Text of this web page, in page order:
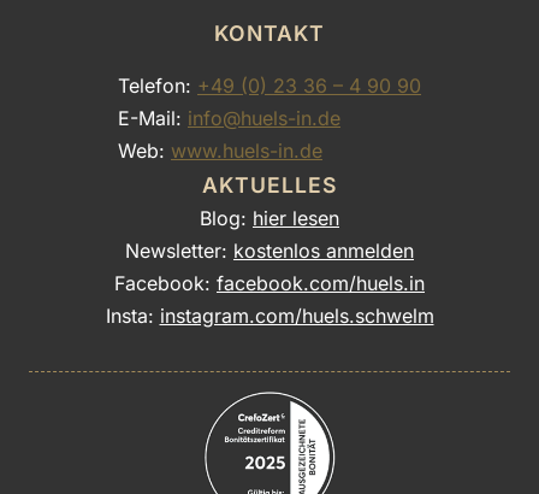
KONTAKT
Telefon: +49 (0) 23 36 – 4 90 90
E-Mail: info@huels-in.de
Web: www.huels-in.de
AKTUELLES
Blog: hier lesen
Newsletter: kostenlos anmelden
Facebook: facebook.com/huels.in
Insta: instagram.com/huels.schwelm